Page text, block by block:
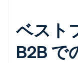
ベスト
B2B で